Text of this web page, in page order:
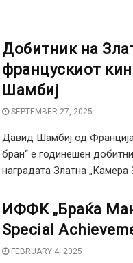
Добитник на
францускиот
Шамбиј
SEPTEMBER 27, 2025
Давид Шамбиј од
бран“ е годинешен
наградата Златна „Камера
ИФФК „Браќа
Special
FEBRUARY 4, 2025